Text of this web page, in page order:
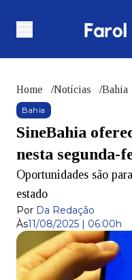
Home /Notícias /Bahia
Bahia
SineBahia
nesta segunda-
Oportunidades são
estado
Por Da Redação
Às11/08/2025 | 06:00h